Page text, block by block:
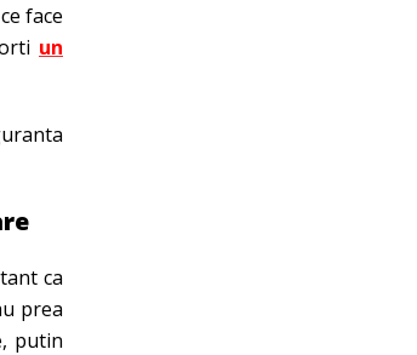
face
un
ca
prea
putin